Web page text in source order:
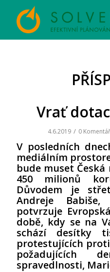
Vrať
4.6.2019 / 0
V posledních
mediálním
bude muset
450 milionů
Důvodem je
Andreje
potvrzuje
době, kdy se na
schází desítky
protestujících
požadujících
spravedlnosti,